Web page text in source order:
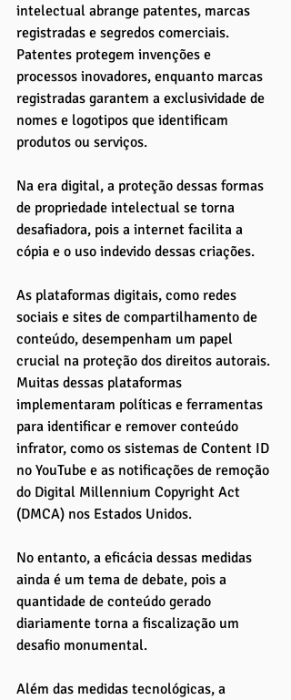
intelectual abrange patentes, marcas
registradas e segredos comerciais.
Patentes protegem invenções e
processos inovadores, enquanto marcas
registradas garantem a exclusividade de
nomes e logotipos que identificam
produtos ou serviços.
Na era digital, a proteção dessas formas
de propriedade intelectual se torna
desafiadora, pois a internet facilita a
cópia e o uso indevido dessas criações.
As plataformas digitais, como redes
sociais e sites de compartilhamento de
conteúdo, desempenham um papel
crucial na proteção dos direitos autorais.
Muitas dessas plataformas
implementaram políticas e ferramentas
para identificar e remover conteúdo
infrator, como os sistemas de Content ID
no YouTube e as notificações de remoção
do Digital Millennium Copyright Act
(DMCA) nos Estados Unidos.
No entanto, a eficácia dessas medidas
ainda é um tema de debate, pois a
quantidade de conteúdo gerado
diariamente torna a fiscalização um
desafio monumental.
Além das medidas tecnológicas, a